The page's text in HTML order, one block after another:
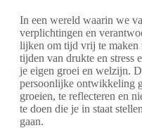
In een wereld waarin we
verplichtingen en
lijken om tijd vrij te maken
tijden van drukte en stress
je eigen groei en welzijn.
persoonlijke ontwikkeling
groeien, te reflecteren en
te doen die je in staat
gaan.